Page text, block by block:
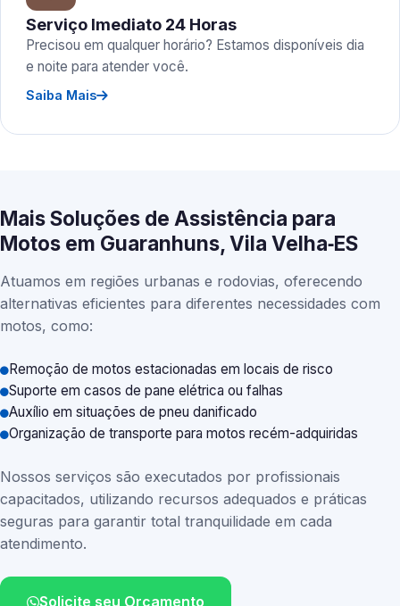
Serviço Imediato 24 Horas
Precisou em qualquer horário? Estamos disponíveis dia
e noite para atender você.
Saiba Mais
Mais Soluções de Assistência para
Motos em Guaranhuns, Vila Velha‑ES
Atuamos em regiões urbanas e rodovias, oferecendo
alternativas eficientes para diferentes necessidades com
motos, como:
Remoção de motos estacionadas em locais de risco
Suporte em casos de pane elétrica ou falhas
Auxílio em situações de pneu danificado
Organização de transporte para motos recém-adquiridas
Nossos serviços são executados por profissionais
capacitados, utilizando recursos adequados e práticas
seguras para garantir total tranquilidade em cada
atendimento.
Solicite seu Orçamento